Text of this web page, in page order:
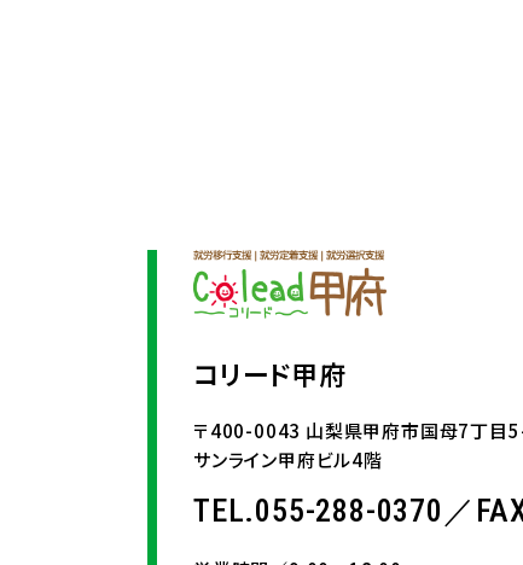
コリード甲府
〒400-0043 山梨県甲府市国母7丁目
サンライン甲府ビル4階
TEL.055-288-0370／